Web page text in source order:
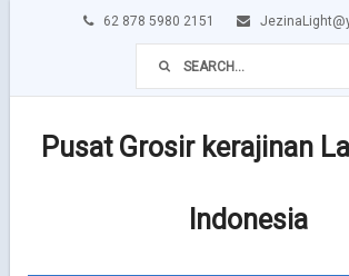
62 878 5980 2151
Pusat Grosir kerajinan
Indonesia